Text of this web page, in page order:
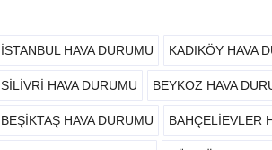
İSTANBUL HAVA DURUMU KADIKÖY HAVA
SILIVRI HAVA DURUMU BEYKOZ HAVA
BEŞIKTAŞ HAVA DURUMU BAHÇELIEVLER